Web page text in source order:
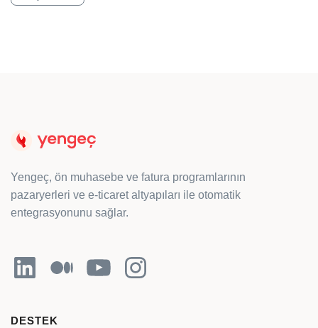
Yengeç, ön muhasebe ve fatura programlarının
pazaryerleri ve e-ticaret altyapıları ile otomatik
entegrasyonunu sağlar.
LinkedInOrta YouTubeInstagram
DESTEK